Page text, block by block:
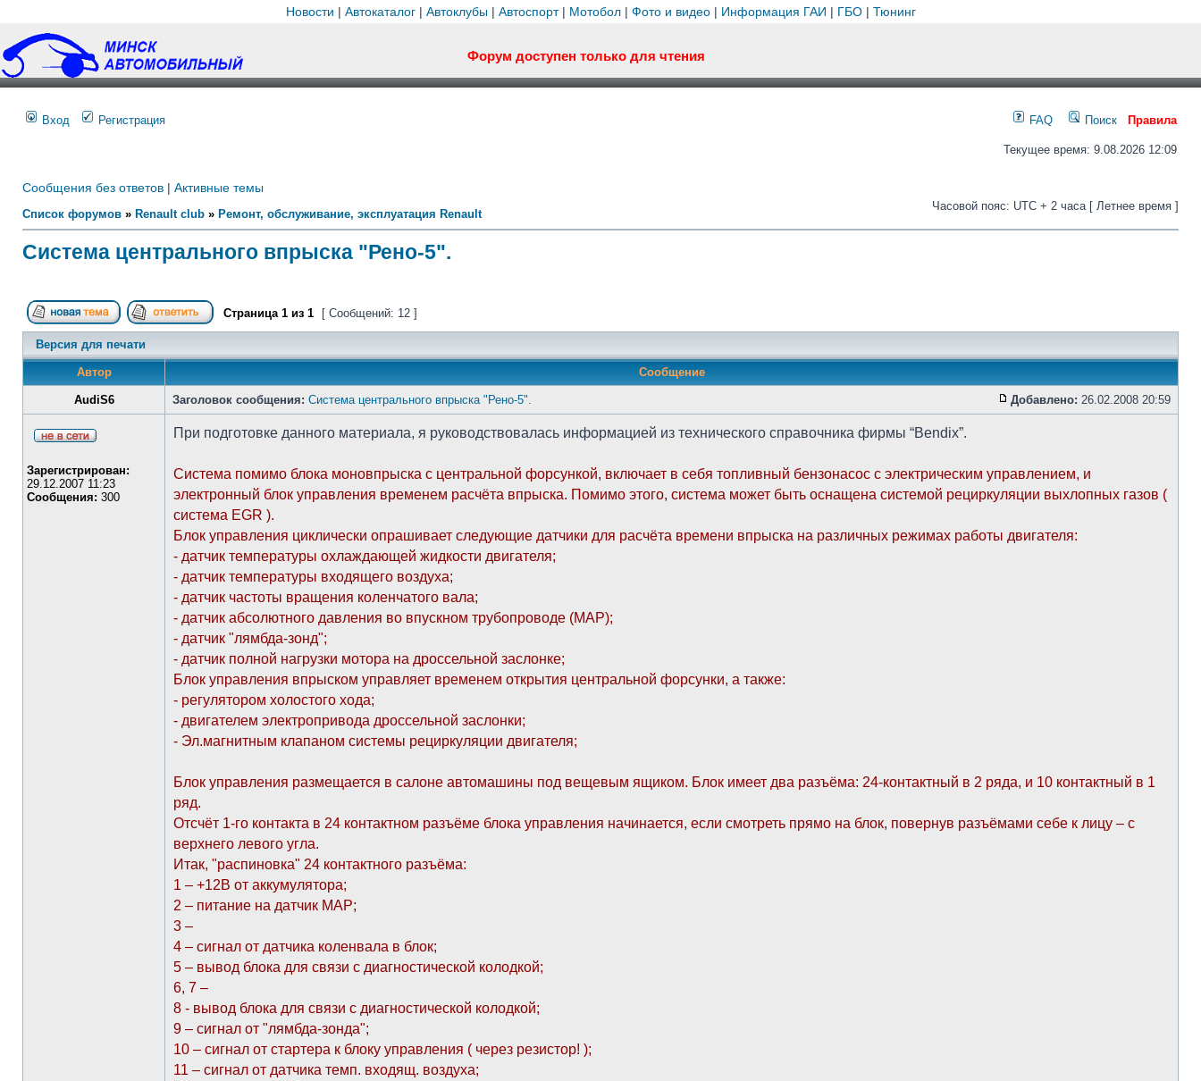
Новости | Автокаталог| Автоклубы| Автоспорт| Мотобол| Фото и видео| Информация ГАИ | ГБО| Тюнинг
Форум доступен только для чтения
Вход Регистрация FAQ Поиск Правила
Текущее время: 9.08.2026 12:09
Сообщения без ответов | Активные темы
Список форумов » Renault club » Ремонт, обслуживание, эксплуатация Renault
Часовой пояс: UTC + 2 часа [ Летнее время ]
Система центрального впрыска "Рено-5".
Страница 1 из 1 [ Сообщений: 12 ]
Версия для печати
Автор Сообщение
AudiS6 Заголовок сообщения: Система центрального впрыска "Рено-5". Добавлено: 26.02.2008 20:59
Зарегистрирован:
29.12.2007 11:23
Сообщения: 300
При подготовке данного материала, я руководствовалась информацией из технического справочника фирмы “Bendix”.
Система помимо блока моновпрыска с центральной форсункой, включает в себя топливный бензонасос с электрическим управлением, и
электронный блок управления временем расчёта впрыска. Помимо этого, система может быть оснащена системой рециркуляции выхлопных газов (
система EGR ).
Блок управления циклически опрашивает следующие датчики для расчёта времени впрыска на различных режимах работы двигателя:
- датчик температуры охлаждающей жидкости двигателя;
- датчик температуры входящего воздуха;
- датчик частоты вращения коленчатого вала;
- датчик абсолютного давления во впускном трубопроводе (МАР);
- датчик "лямбда-зонд";
- датчик полной нагрузки мотора на дроссельной заслонке;
Блок управления впрыском управляет временем открытия центральной форсунки, а также:
- регулятором холостого хода;
- двигателем электропривода дроссельной заслонки;
- Эл.магнитным клапаном системы рециркуляции двигателя;
Блок управления размещается в салоне автомашины под вещевым ящиком. Блок имеет два разъёма: 24-контактный в 2 ряда, и 10 контактный в 1
ряд.
Отсчёт 1-го контакта в 24 контактном разъёме блока управления начинается, если смотреть прямо на блок, повернув разъёмами себе к лицу – с
верхнего левого угла.
Итак, "распиновка" 24 контактного разъёма:
1 – +12В от аккумулятора;
2 – питание на датчик МАР;
3 –
4 – сигнал от датчика коленвала в блок;
5 – вывод блока для связи с диагностической колодкой;
6, 7 –
8 - вывод блока для связи с диагностической колодкой;
9 – сигнал от "лямбда-зонда";
10 – сигнал от стартера к блоку управления ( через резистор! );
11 – сигнал от датчика темп. входящ. воздуха;